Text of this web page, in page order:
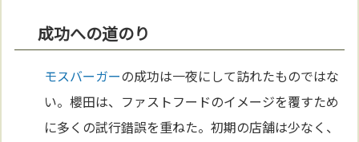
成功への道のり
モスバーガーの成功は一夜にして訪れたものではな
い。櫻田は、ファストフードのイメージを覆すため
に多くの試行錯誤を重ねた。初期の店舗は少なく、